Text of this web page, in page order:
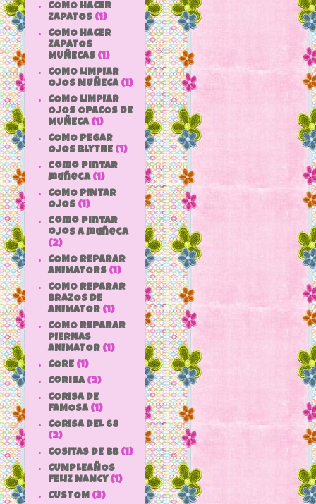
COMO HACER
ZAPATOS (1)
COMO HACER
ZAPATOS
MUÑECAS (1)
COMO LIMPIAR
OJOS MUÑECA (1)
COMO LIMPIAR
OJOS OPACOS DE
MUÑECA (1)
COMO PEGAR
OJOS BLYTHE (1)
como pintar
muñeca (1)
COMO PINTAR
OJOS (1)
como pintar
ojos a muñeca
(2)
COMO REPARAR
ANIMATORS (1)
COMO REPARAR
BRAZOS DE
ANIMATOR (1)
COMO REPARAR
PIERNAS
ANIMATOR (1)
CORE (1)
Corisa (2)
CORISA DE
FAMOSA (1)
CORISA DEL 68
(2)
COSITAS DE bb (1)
CUMPLEAÑOS
FELIZ NANCY (1)
CUSTOM (3)